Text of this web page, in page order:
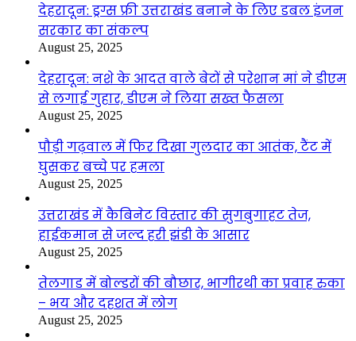
देहरादून: ड्रग्स फ्री उत्तराखंड बनाने के लिए डबल इंजन
सरकार का संकल्प
August 25, 2025
देहरादून: नशे के आदत वाले बेटों से परेशान मां ने डीएम
से लगाई गुहार, डीएम ने लिया सख्त फैसला
August 25, 2025
पौड़ी गढ़वाल में फिर दिखा गुलदार का आतंक, टैंट में
घुसकर बच्चे पर हमला
August 25, 2025
उत्तराखंड में कैबिनेट विस्तार की सुगबुगाहट तेज,
हाईकमान से जल्द हरी झंडी के आसार
August 25, 2025
तेलगाड में बोल्डरों की बौछार, भागीरथी का प्रवाह रुका
– भय और दहशत में लोग
August 25, 2025